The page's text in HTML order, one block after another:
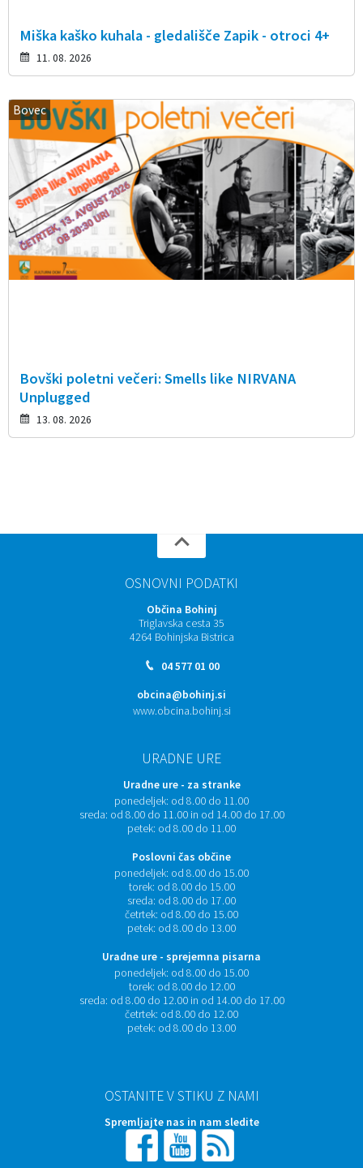
Miška kaško kuhala - gledališče Zapik - otroci 4+
11. 08. 2026
Bovec
Bovški poletni večeri: Smells like NIRVANA
Unplugged
13. 08. 2026
OSNOVNI PODATKI
Občina Bohinj
Triglavska cesta 35
4264 Bohinjska Bistrica
04 577 01 00
obcina@bohinj.si
www.obcina.bohinj.si
URADNE URE
Uradne ure - za stranke
ponedeljek: od 8.00 do 11.00
sreda: od 8.00 do 11.00 in od 14.00 do 17.00
petek: od 8.00 do 11.00
Poslovni čas občine
ponedeljek: od 8.00 do 15.00
torek: od 8.00 do 15.00
sreda: od 8.00 do 17.00
četrtek: od 8.00 do 15.00
petek: od 8.00 do 13.00
Uradne ure - sprejemna pisarna
ponedeljek: od 8.00 do 15.00
torek: od 8.00 do 12.00
sreda: od 8.00 do 12.00 in od 14.00 do 17.00
četrtek: od 8.00 do 12.00
petek: od 8.00 do 13.00
OSTANITE V STIKU Z NAMI
Spremljajte nas in nam sledite